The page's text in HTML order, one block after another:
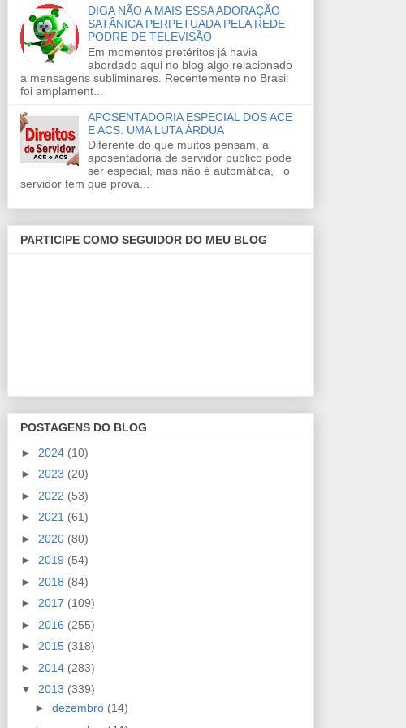
DIGA NÃO A MAIS ESSA ADORAÇÃO
SATÂNICA PERPETUADA PELA REDE
PODRE DE TELEVISÃO
Em momentos pretéritos já havia
abordado aqui no blog algo relacionado
a mensagens subliminares. Recentemente no Brasil
foi amplament...
APOSENTADORIA ESPECIAL DOS ACE
E ACS. UMA LUTA ÁRDUA
Diferente do que muitos pensam, a
aposentadoria de servidor público pode
ser especial, mas não é automática, o
servidor tem que prova...
PARTICIPE COMO SEGUIDOR DO MEU BLOG
POSTAGENS DO BLOG
► 2024 (10)
► 2023 (20)
► 2022 (53)
► 2021 (61)
► 2020 (80)
► 2019 (54)
► 2018 (84)
► 2017 (109)
► 2016 (255)
► 2015 (318)
► 2014 (283)
▼ 2013 (339)
► dezembro (14)